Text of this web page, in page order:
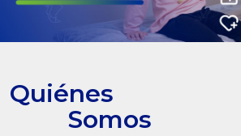
Quiénes
Somos